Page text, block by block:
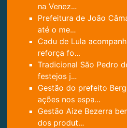
na Venez...
Prefeitura de João
até o me...
Cadu de Lula
reforça fo...
Tradicional São Pedro
festejos j...
Gestão do prefeito
ações nos espa...
Gestão Aize Bezerra
dos produt...